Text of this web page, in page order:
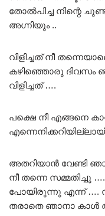
തോൽപിച്ച നിന്റെ
അഗ്നിയും ..
വിളിച്ചത് നീ
കഴിഞ്ഞൊരു ദിവസം
വിളിച്ചത് ….
പക്ഷെ നീ എങ്ങനെ
അതറിയാൻ വേണ്ടി
നീ തന്നെ സമ്മതിച്ചു
പോയിരുന്നു എന്ന് ….
തരാതെ ഞാനാ കാൾ